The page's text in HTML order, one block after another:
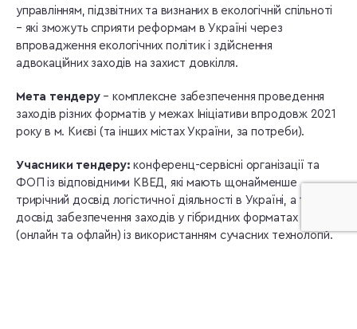
управлінням, підзвітних та визнаних в екологічній спільноті
– які зможуть сприяти реформам в Україні через
впровадження екологічних політик і здійснення
адвокаційних заходів на захист довкілля.
Мета тендеру– комплексне забезпечення проведення
заходів різних форматів у межах Ініціативи впродовж 2021
року в м. Києві (та інших містах України, за потреби).
Учасники тендеру: конференц-сервісні організації та
ФОП із відповідними КВЕД, які мають щонайменше
трирічний досвід логістичної діяльності в Україні, а також
досвід забезпечення заходів у гібридних форматах
(онлайн та офлайн) із використанням сучасних технологій.